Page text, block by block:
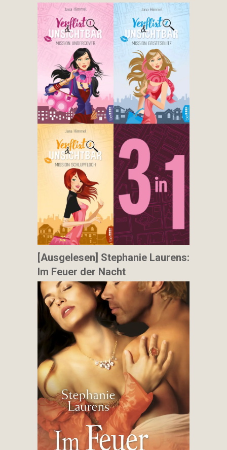
[Ausgelesen] Stephanie Laurens:
Im Feuer der Nacht